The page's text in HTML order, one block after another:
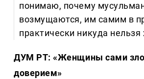
понимаю, почему
возмущаются, им самим в
практически никуда нельзя
ДУМ РТ: «Женщины сами
доверием»